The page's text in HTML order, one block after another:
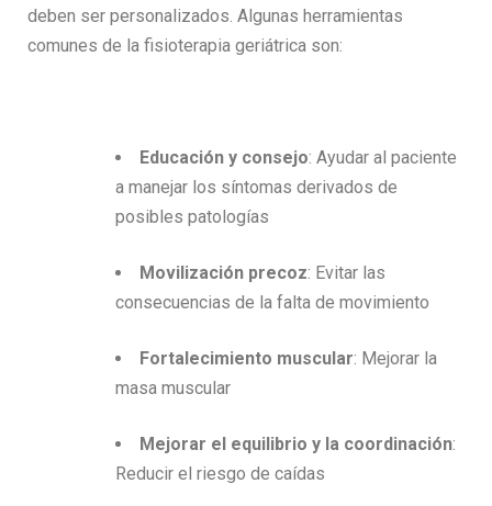
deben ser personalizados. Algunas herramientas
comunes de la fisioterapia geriátrica son:
Educación y consejo: Ayudar al paciente
a manejar los síntomas derivados de
posibles patologías
Movilización precoz: Evitar las
consecuencias de la falta de movimiento
Fortalecimiento muscular: Mejorar la
masa muscular
Mejorar el equilibrio y la coordinación:
Reducir el riesgo de caídas